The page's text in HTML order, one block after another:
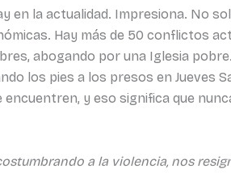
en la actualidad. Impresiona. No
Hay más de 50 conflictos
abogando por una Iglesia pobre.
los pies a los presos en Jueves
y eso significa que
a la violencia, nos